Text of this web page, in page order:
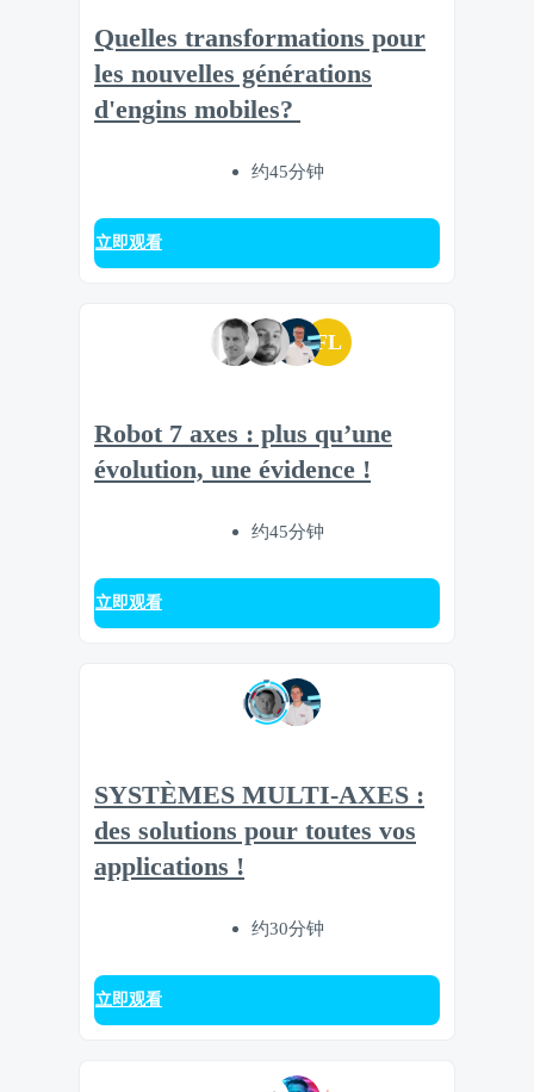
Quelles transformations pour
les nouvelles générations
d'engins mobiles?
约45分钟
立即观看
FL
Robot 7 axes : plus qu’une
évolution, une évidence !
约45分钟
立即观看
SYSTÈMES MULTI-AXES :
des solutions pour toutes vos
applications !
约30分钟
立即观看